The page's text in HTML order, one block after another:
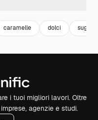
caramelle dolci sugar
i tuoi migliori lavori. Oltre
agenzie e studi.